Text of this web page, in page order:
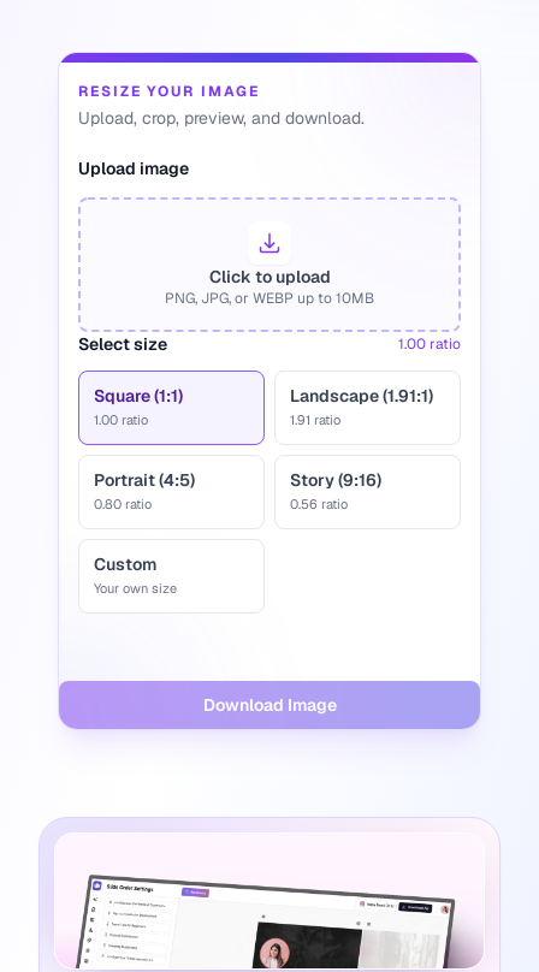
RESIZE YOUR IMAGE
Upload, crop, preview, and download.
Upload image
Click to upload
PNG, JPG, or WEBP up to 10MB
Select size 1.00 ratio
Square (1:1)
1.00 ratio
Landscape (1.91:1)
1.91 ratio
Portrait (4:5)
0.80 ratio
Story (9:16)
0.56 ratio
Custom
Your own size
Download Image